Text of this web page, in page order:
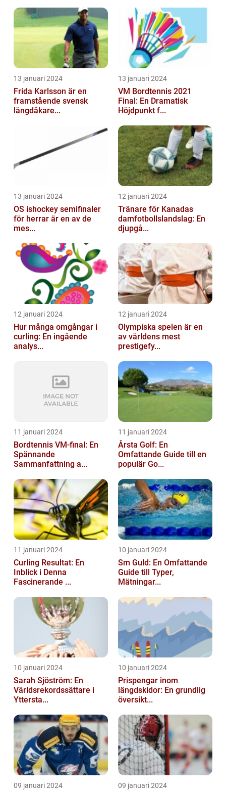
13 januari 2024
Frida Karlsson är en
framstående svensk
längdåkare...
13 januari 2024
VM Bordtennis 2021
Final: En Dramatisk
Höjdpunkt f...
13 januari 2024
OS ishockey semifinaler
för herrar är en av de
mes...
12 januari 2024
Tränare för Kanadas
damfotbollslandslag: En
djupgå...
12 januari 2024
Hur många omgångar i
curling: En ingående
analys...
12 januari 2024
Olympiska spelen är en
av världens mest
prestigefy...
11 januari 2024
Bordtennis VM-final: En
Spännande
Sammanfattning a...
11 januari 2024
Årsta Golf: En
Omfattande Guide till en
populär Go...
11 januari 2024
Curling Resultat: En
Inblick i Denna
Fascinerande ...
10 januari 2024
Sm Guld: En Omfattande
Guide till Typer,
Mätningar...
10 januari 2024
Sarah Sjöström: En
Världsrekordssättare i
Yttersta...
10 januari 2024
Prispengar inom
längdskidor: En grundlig
översikt...
09 januari 2024 09 januari 2024